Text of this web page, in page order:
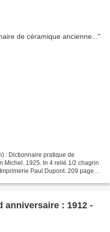
: Dictionnaire pratique de
Michel. 1925. In 4 relié 1/2 chagrin
Paul Dupont. 209 pages.
anniversaire : 1912 -